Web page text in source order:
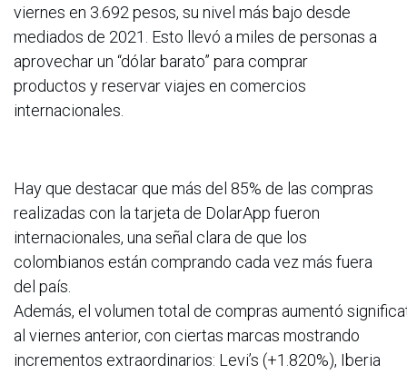
viernes en 3.692 pesos, su nivel más bajo desde
mediados de 2021. Esto llevó a miles de personas a
aprovechar un “dólar barato” para comprar
productos y reservar viajes en comercios
internacionales.
Hay que destacar que más del 85% de las compras
realizadas con la tarjeta de DolarApp fueron
internacionales, una señal clara de que los
colombianos están comprando cada vez más fuera
del país.
Además, el volumen total de compras aumentó
al viernes anterior, con ciertas marcas mostrando
incrementos extraordinarios: Levi’s (+1.820%), Iberia